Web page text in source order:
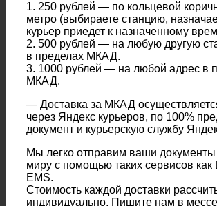
1. 250 рублей — по кольцевой
метро (выбираете станцию,
курьер приедет к назначенному
2. 500 рублей — на любую другую
в пределах МКАД.
3. 1000 рублей — на любой адрес в
МКАД.
— Доставка за МКАД
через Яндекс курьеров, по 100%
документ и курьерскую службу
Мы легко отправим ваши документы
миру с помощью таких сервисов как
EMS.
Стоимость каждой доставки
индивидуально. Пишите нам в